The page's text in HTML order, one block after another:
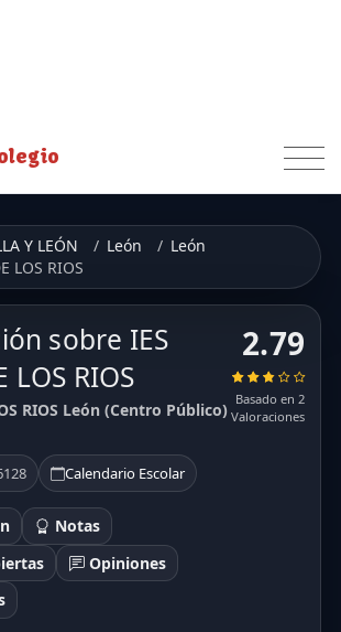
Y LEÓN León
León
LOS RIOS
sobre IES
LOS RIOS
RIOS León (Centro Público)
Calendario Escolar
Notas
Opiniones
2.79
Basado en 2
Valoraciones